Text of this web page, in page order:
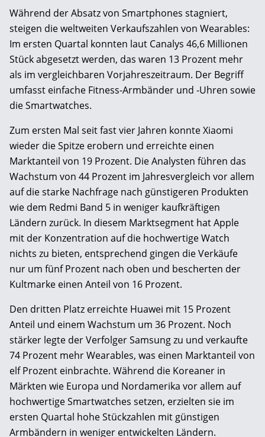
Während der Absatz von Smartphones stagniert,
steigen die weltweiten Verkaufszahlen von Wearables:
Im ersten Quartal konnten laut Canalys 46,6 Millionen
Stück abgesetzt werden, das waren 13 Prozent mehr
als im vergleichbaren Vorjahreszeitraum. Der Begriff
umfasst einfache Fitness-Armbänder und -Uhren sowie
die Smartwatches.
Zum ersten Mal seit fast vier Jahren konnte Xiaomi
wieder die Spitze erobern und erreichte einen
Marktanteil von 19 Prozent. Die Analysten führen das
Wachstum von 44 Prozent im Jahresvergleich vor allem
auf die starke Nachfrage nach günstigeren Produkten
wie dem Redmi Band 5 in weniger kaufkräftigen
Ländern zurück. In diesem Marktsegment hat Apple
mit der Konzentration auf die hochwertige Watch
nichts zu bieten, entsprechend gingen die Verkäufe
nur um fünf Prozent nach oben und bescherten der
Kultmarke einen Anteil von 16 Prozent.
Den dritten Platz erreichte Huawei mit 15 Prozent
Anteil und einem Wachstum um 36 Prozent. Noch
stärker legte der Verfolger Samsung zu und verkaufte
74 Prozent mehr Wearables, was einen Marktanteil von
elf Prozent einbrachte. Während die Koreaner in
Märkten wie Europa und Nordamerika vor allem auf
hochwertige Smartwatches setzen, erzielten sie im
ersten Quartal hohe Stückzahlen mit günstigen
Armbändern in weniger entwickelten Ländern.